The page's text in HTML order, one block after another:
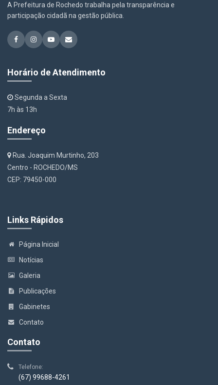
A Prefeitura de Rochedo trabalha pela transparência e
participação cidadã na gestão pública.
Horário de Atendimento
Segunda a Sexta
7h às 13h
Endereço
Rua. Joaquim Murtinho, 203
Centro - ROCHEDO/MS
CEP: 79450-000
Links Rápidos
Página Inicial
Notícias
Galeria
Publicações
Gabinetes
Contato
Contato
Telefone:
(67) 99688-4261